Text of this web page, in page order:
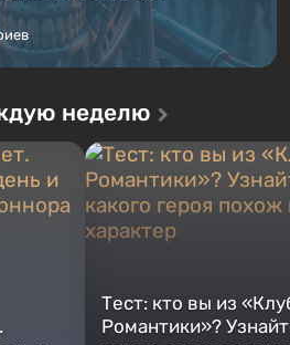
неделю
Тест: кто вы из
Романтики»?